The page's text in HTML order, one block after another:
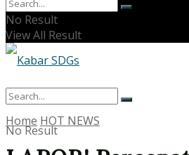
No Result
View All Result
No Result
Home HOT NEWS